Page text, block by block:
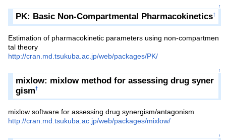
↑
PK: Basic Non-Compartmental Pharmacokinetics†
Estimation of pharmacokinetic parameters using non-compartmen
tal theory
http://cran.md.tsukuba.ac.jp/web/packages/PK/
↑
mixlow: mixlow method for assessing drug syner
gism†
mixlow software for assessing drug synergism/antagonism
http://cran.md.tsukuba.ac.jp/web/packages/mixlow/
↑